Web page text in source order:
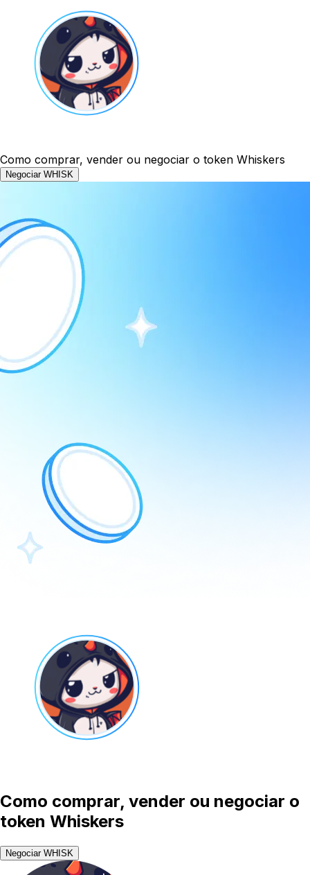
Como comprar, vender ou negociar o token Whiskers
Negociar WHISK
Como comprar, vender ou negociar o
token Whiskers
Negociar WHISK